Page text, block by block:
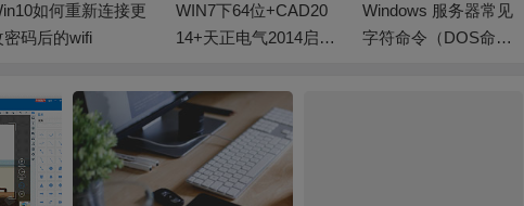
WIN7下64位+CAD20
14+天正电气2014启动
Windows 服务器常见
字符命令（DOS命
启动WZC服务 解决无
线网络无法连接故障